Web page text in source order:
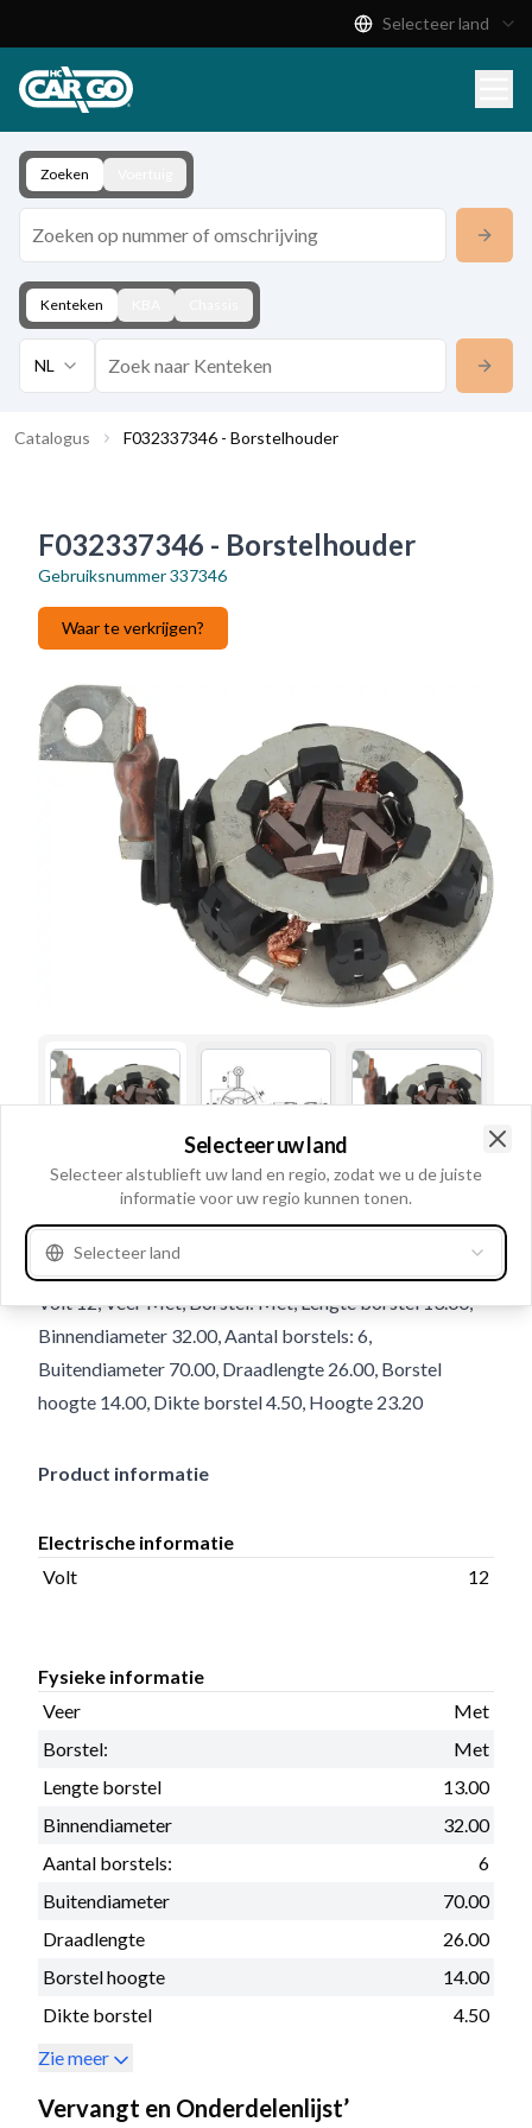
Download
Contact
Selecteer land
Zoeken
Kenteken
NL
Catalogus F032337346 - Borstelhouder
F032337346 - Borstelhouder
Gebruiksnummer337346
Waar te verkrijgen?
Details en beschrijving
Volt 12, Veer Met, Borstel: Met, Lengte borstel 13.00,
Binnendiameter 32.00, Aantal borstels: 6,
Buitendiameter 70.00, Draadlengte 26.00, Borstel
hoogte 14.00, Dikte borstel 4.50, Hoogte 23.20
Product informatie
Electrische informatie
Volt
12
Fysieke informatie
Veer
Met
Borstel:
Met
Lengte borstel
13.00
Binnendiameter
32.00
Aantal borstels:
6
Buitendiameter
70.00
Draadlengte
26.00
Borstel hoogte
14.00
Dikte borstel
4.50
Zie meer
Vervangt en Onderdelenlijst’
Selecteer uw land
Selecteer alstublieft uw land en regio, zodat we u de juiste
informatie voor uw regio kunnen tonen.
Selecteer land